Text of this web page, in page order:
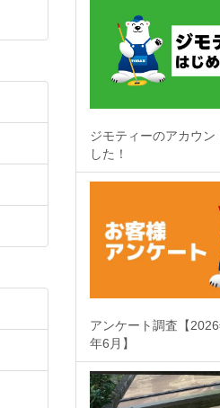
ジモティーのアカウン
した！
アンケート調査【
年6月】